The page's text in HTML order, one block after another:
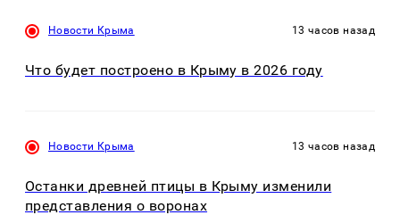
Новости Крыма 13 часов назад
Что будет построено в Крыму в 2026 году
Новости Крыма 13 часов назад
Останки древней птицы в Крыму изменили
представления о воронах